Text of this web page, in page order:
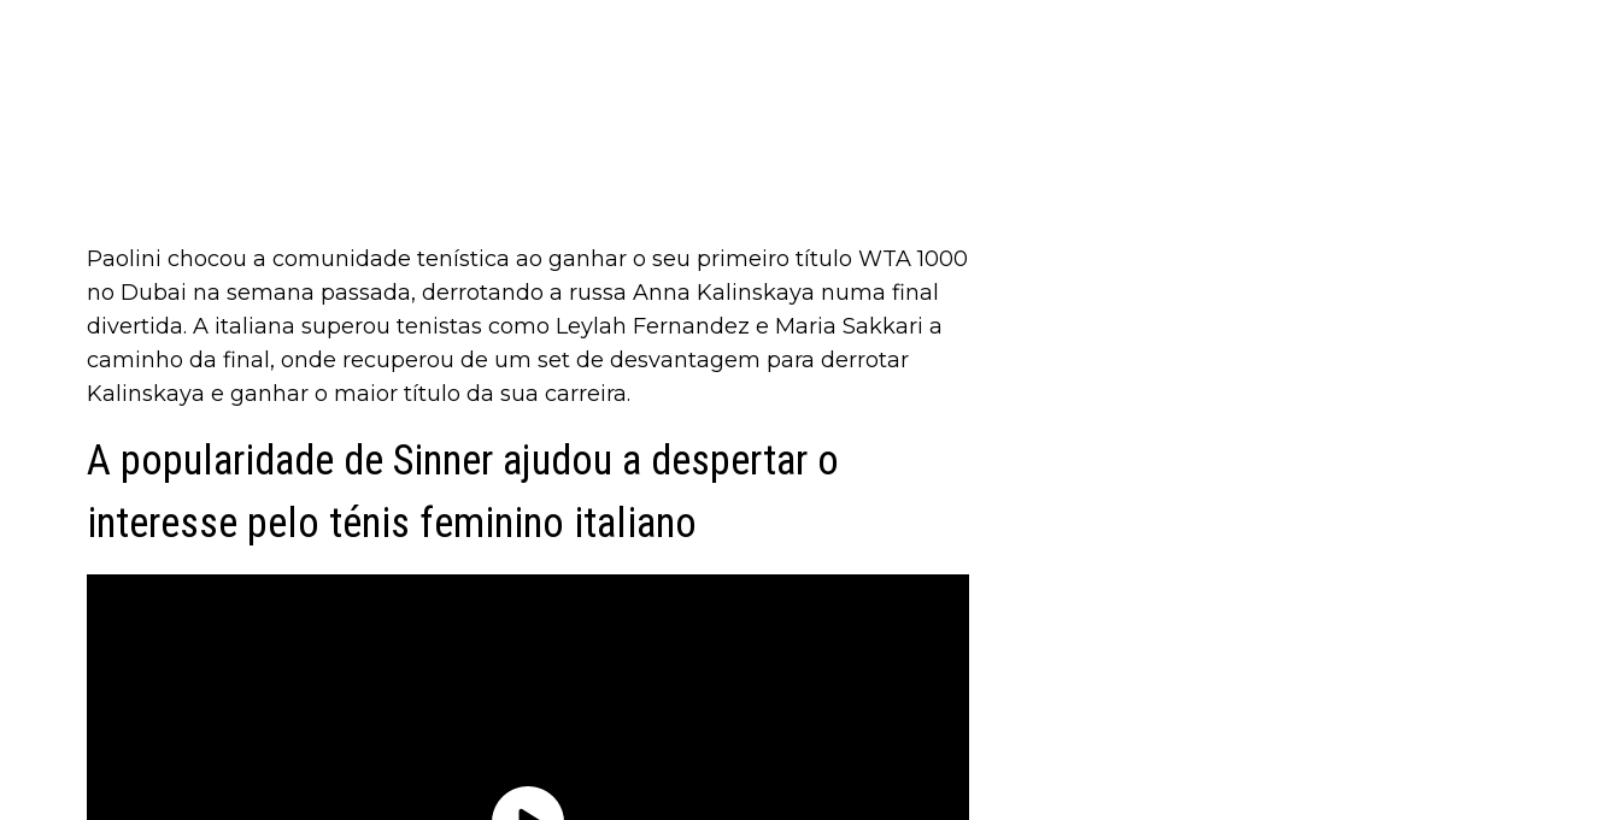
Paolini chocou a comunidade tenística ao ganhar o seu primeiro título WTA 1000
no Dubai na semana passada, derrotando a russa Anna Kalinskaya numa final
divertida. A italiana superou tenistas como Leylah Fernandez e Maria Sakkari a
caminho da final, onde recuperou de um set de desvantagem para derrotar
Kalinskaya e ganhar o maior título da sua carreira.
A popularidade de Sinner ajudou a despertar o
interesse pelo ténis feminino italiano